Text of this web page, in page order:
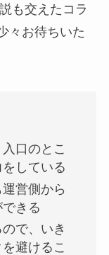
も交えたコラ
々お待ちいた
口のとこ
している
営側から
きる
で、いき
避けるこ